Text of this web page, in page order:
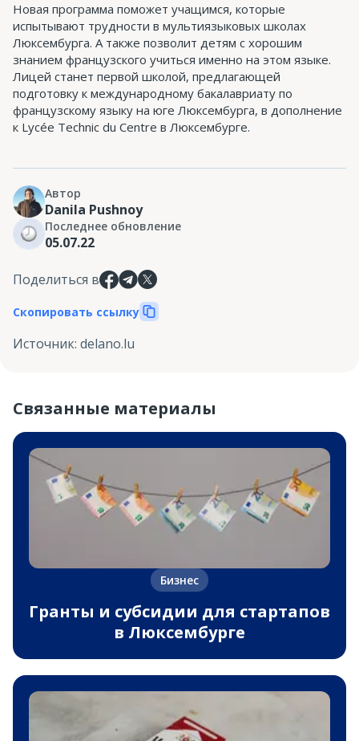
Новая программа поможет учащимся, которые
испытывают трудности в мультиязыковых школах
Люксембурга. А также позволит детям с хорошим
знанием французского учиться именно на этом языке.
Лицей станет первой школой, предлагающей
подготовку к международному бакалавриату по
французскому языку на юге Люксембурга, в дополнение
к Lycée Technic du Centre в Люксембурге.
Автор
Danila Pushnoy
Последнее обновление
05.07.22
Поделиться в
Скопировать ссылку
Источник: delano.lu
Связанные материалы
Бизнес
Гранты и субсидии для стартапов
в Люксембурге